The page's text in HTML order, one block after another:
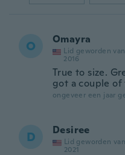
O Omayra
Lid geworden van
2016
True to size.
got a couple of
ongeveer een jaar
D Desiree
Lid geworden van
2021